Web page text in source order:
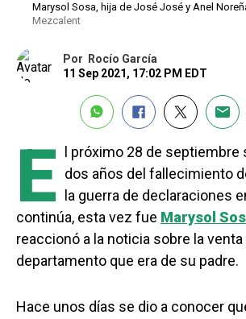
Marysol Sosa, hija de José José y Anel
Mezcalent
Por
Rocío García
11 Sep 2021, 17:02 PM EDT
E
l próximo 28 de
dos años del fallecimiento
la guerra de declaraciones
continúa, esta vez fue Marysol
reaccionó a la noticia sobre la venta
departamento que era de su padre.
Hace unos días se dio a conocer